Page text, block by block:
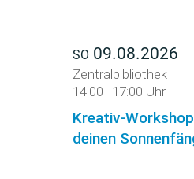
SO 09.08.2026
Zentralbibliothek
14:00–17:00 Uhr
Kreativ-
deinen